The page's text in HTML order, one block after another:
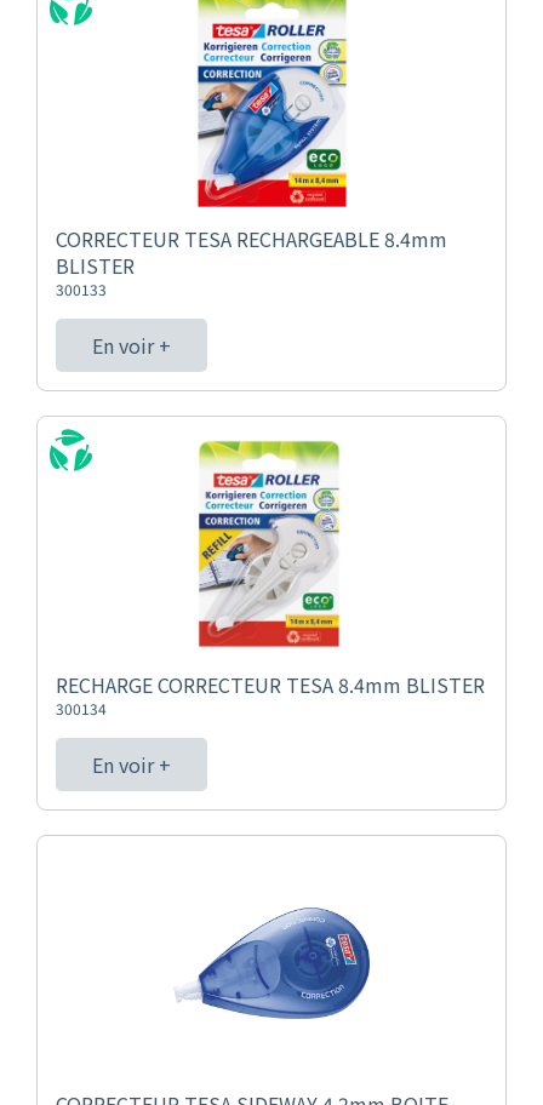
CORRECTEUR TESA RECHARGEABLE 8.4mm
BLISTER
300133
En voir +
RECHARGE CORRECTEUR TESA 8.4mm BLISTER
300134
En voir +